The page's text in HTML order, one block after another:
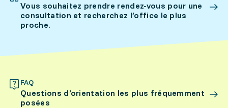
Vous souhaitez prendre rendez-vous pour une
consultation et recherchez l’office le plus
proche.
FAQ
Questions d’orientation les plus fréquemment
posées